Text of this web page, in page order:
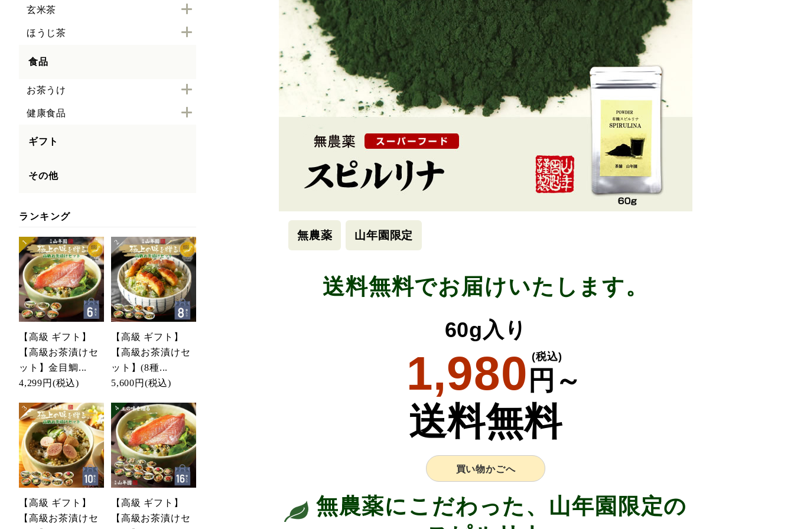
玄米茶
ほうじ茶
食品
お茶うけ
健康食品
ギフト
その他
ランキング
【高級 ギフト】
【高級お茶漬けセ
ット】金目鯛...
4,299円 (税込)
【高級 ギフト】
【高級お茶漬けセ
ット】(8種...
5,600円 (税込)
【高級 ギフト】
【高級お茶漬けセ
【高級 ギフト】
【高級お茶漬けセ
無農薬 山年園限定
送料無料でお届けいたします。
60g入り
1,980 円～
(税込)
送料無料
買い物かごへ
無農薬にこだわった、山年園限定の